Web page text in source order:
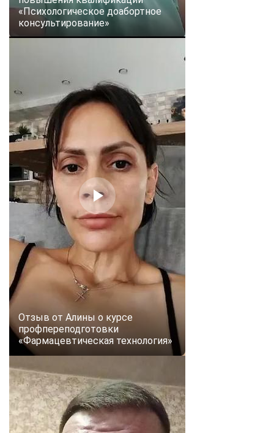
«Психологическое доабортное
консультирование»
Отзыв от Алины о курсе
профпереподготовки
«Фармацевтическая технология»